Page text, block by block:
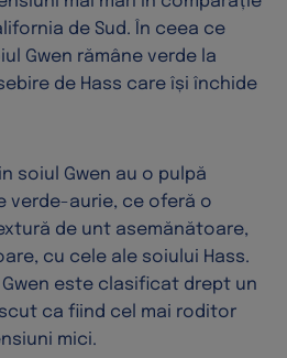
de Sud. În ceea ce
Gwen rămâne verde la
de Hass care își închide
soiul Gwen au o pulpă
verde-aurie, ce oferă o
de unt asemănătoare,
cu cele ale soiului Hass.
este clasificat drept un
ca fiind cel mai roditor
mici.